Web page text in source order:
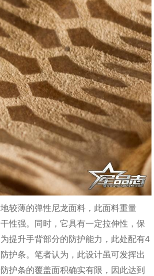
较薄的弹性尼龙面料，此面料重量
性强。同时，它具有一定拉伸性，保
提升手背部分的防护能力，此处配有4
护条。笔者认为，此设计虽可发挥出
护条的覆盖面积确实有限，因此达到